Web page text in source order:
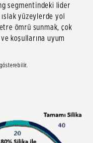
segmentindeki lider
yüzeylerde yol
ömrü sunmak, çok
koşullarına uyum